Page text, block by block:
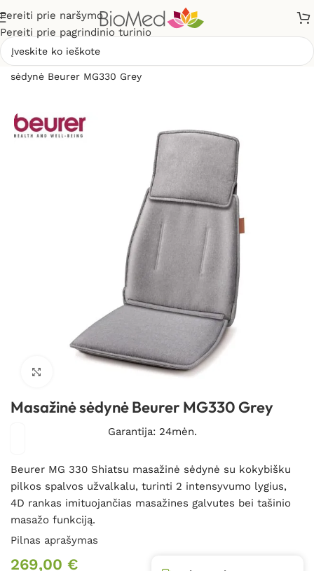
Pereiti prie naršymo
Pereiti prie pagrindinio turinio
sėdynė Beurer MG330 Grey
Spustelėkite, kad padidintumėte
Masažinė sėdynė Beurer MG330 Grey
Garantija: 24mėn.
Beurer MG 330 Shiatsu masažinė sėdynė su kokybišku
pilkos spalvos užvalkalu, turinti 2 intensyvumo lygius,
4D rankas imituojančias masažines galvutes bei tašinio
masažo funkciją.
Pilnas aprašymas
269,00 €